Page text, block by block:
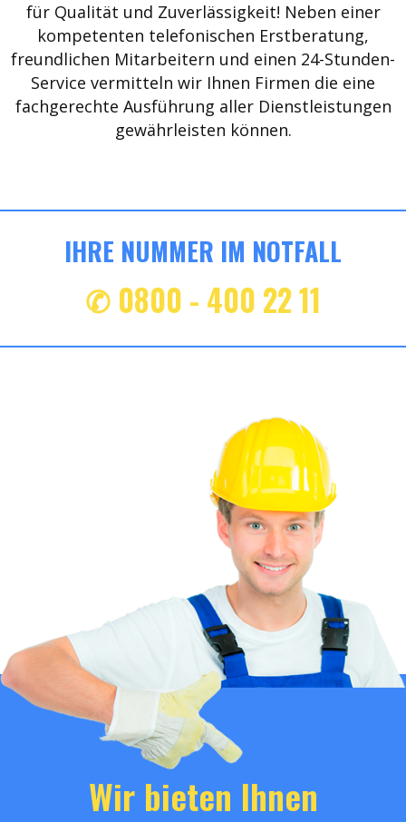
für Qualität und Zuverlässigkeit! Neben einer
kompetenten telefonischen Erstberatung,
freundlichen Mitarbeitern und einen 24-Stunden-
Service vermitteln wir Ihnen Firmen die eine
fachgerechte Ausführung aller Dienstleistungen
gewährleisten können.
IHRE NUMMER IM NOTFALL
✆ 0800 - 400 22 11
Wir bieten Ihnen